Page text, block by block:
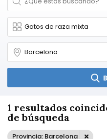
1 resultados
de búsqueda
Provincia: Barcelona